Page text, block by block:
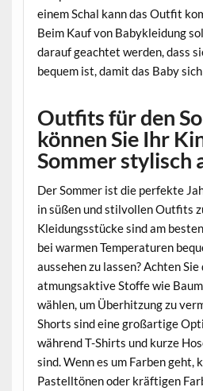
einem Schal kann das Outfit
Beim Kauf von Babykleidung
darauf geachtet werden, dass
bequem ist, damit das Baby
Outfits für den
können Sie Ihr
Sommer stylisch
Der Sommer ist die perfekte
in süßen und stilvollen Outfits
Kleidungsstücke sind am
bei warmen Temperaturen
aussehen zu lassen? Achten Sie
atmungsaktive Stoffe wie
wählen, um Überhitzung zu
Shorts sind eine großartige
während T-Shirts und kurze
sind. Wenn es um Farben geht,
Pastelltönen oder kräftigen